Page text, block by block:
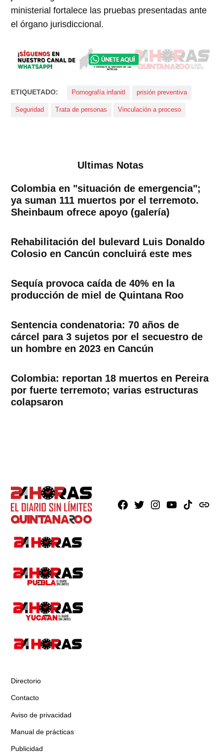
ministerial fortalece las pruebas presentadas ante
el órgano jurisdiccional.
ETIQUETADO: Pornografía infanitl prisión preventiva
Seguridad Trata de personas Vinculación a proceso
Ultimas Notas
Colombia en "situación de emergencia";
ya suman 111 muertos por el terremoto.
Sheinbaum ofrece apoyo (galería)
Rehabilitación del bulevard Luis Donaldo
Colosio en Cancún concluirá este mes
Sequía provoca caída de 40% en la
producción de miel de Quintana Roo
Sentencia condenatoria: 70 años de
cárcel para 3 sujetos por el secuestro de
un hombre en 2023 en Cancún
Colombia: reportan 18 muertos en Pereira
por fuerte terremoto; varias estructuras
colapsaron
Facebook
X Instagram
YoutubeTikTokissuu
Directorio
Contacto
Aviso de privacidad
Manual de prácticas
Publicidad